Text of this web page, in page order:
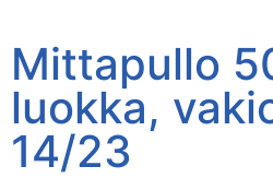
Mittapullo
luokka,
14/23